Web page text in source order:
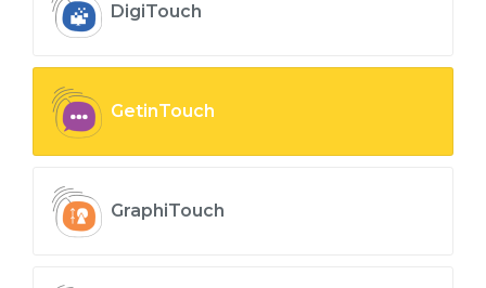
DigiTouch
GetinTouch
GraphiTouch